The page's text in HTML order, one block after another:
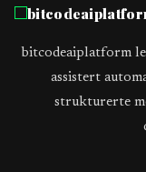
bitcodeaiplatform
assistert
strukturerte